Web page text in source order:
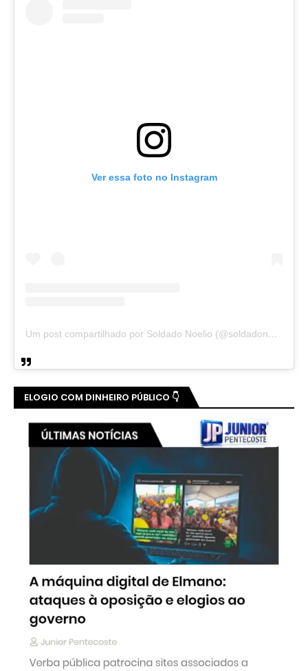
Ver essa foto no Instagram
Um post compartilhado por Soldado Noelio (@soldadonoelio)
ELOGIO COM DINHEIRO PÚBLICO 👇